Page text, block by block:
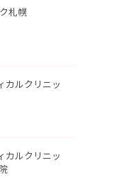
札幌
カルクリニッ
カルクリニッ